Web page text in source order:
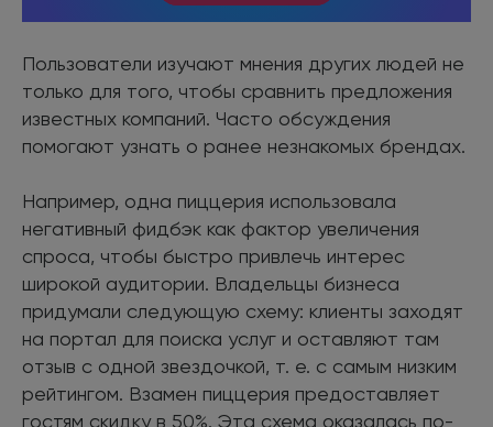
Пользователи изучают мнения других людей не
только для того, чтобы сравнить предложения
известных компаний. Часто обсуждения
помогают узнать о ранее незнакомых брендах.
Например, одна пиццерия использовала
негативный фидбэк как фактор увеличения
спроса, чтобы быстро привлечь интерес
широкой аудитории. Владельцы бизнеса
придумали следующую схему: клиенты заходят
на портал для поиска услуг и оставляют там
отзыв с одной звездочкой, т. е. с самым низким
рейтингом. Взамен пиццерия предоставляет
гостям скидку в 50%. Эта схема оказалась по-